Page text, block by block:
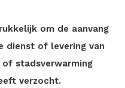
om de aanvang
dienst of levering van
stadsverwarming
verzocht.